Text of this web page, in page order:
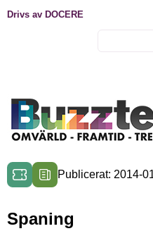
Drivs av DOCERE
Publicerat: 2014-
Spaning